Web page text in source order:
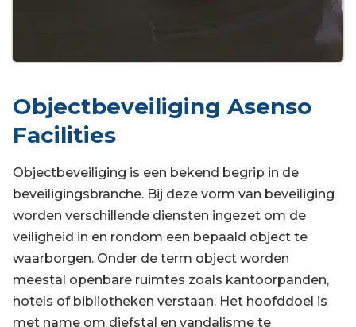
Objectbeveiliging Asenso
Facilities
Objectbeveiliging is een bekend begrip in de
beveiligingsbranche. Bij deze vorm van beveiliging
worden verschillende diensten ingezet om de
veiligheid in en rondom een bepaald object te
waarborgen. Onder de term object worden
meestal openbare ruimtes zoals kantoorpanden,
hotels of bibliotheken verstaan. Het hoofddoel is
met name om diefstal en vandalisme te